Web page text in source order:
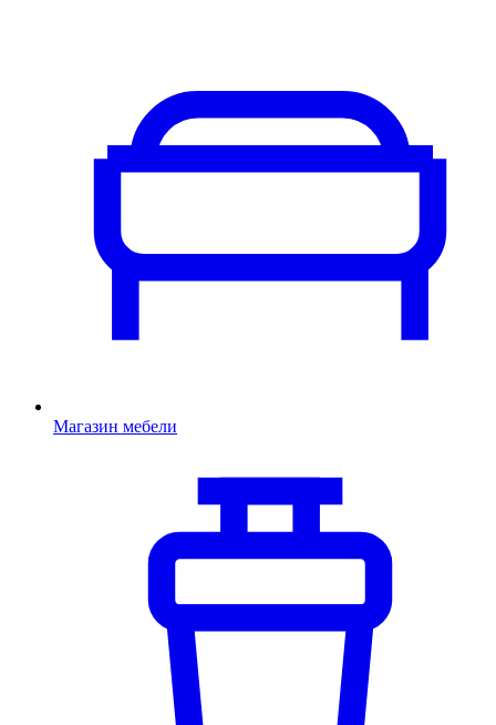
Магазин мебели